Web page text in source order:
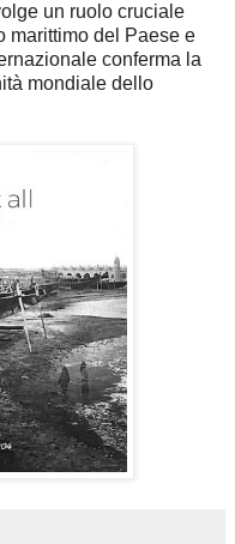
un ruolo cruciale
marittimo del Paese e
conferma la
mondiale dello